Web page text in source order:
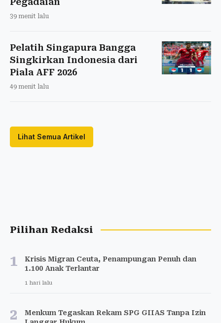
39 menit lalu
Pelatih Singapura Bangga
Singkirkan Indonesia dari
Piala AFF 2026
49 menit lalu
Lihat Semua Artikel
Pilihan Redaksi
1
Krisis Migran Ceuta, Penampungan Penuh dan
1.100 Anak Terlantar
1 hari lalu
2
Menkum Tegaskan Rekam SPG GIIAS Tanpa Izin